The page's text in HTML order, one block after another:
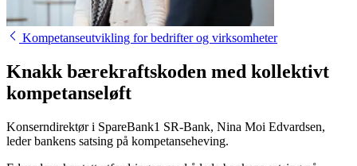
Kompetanseutvikling for bedrifter og virksomheter
Knakk bærekraftskoden med kollektivt
kompetanseløft
Konserndirektør i SpareBank1 SR-Bank, Nina Moi Edvardsen,
leder bankens satsing på kompetanseheving.